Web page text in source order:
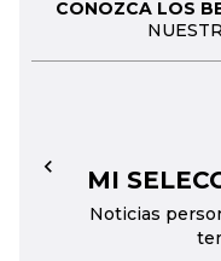
CONOZCA LOS
MI
Noticias
←